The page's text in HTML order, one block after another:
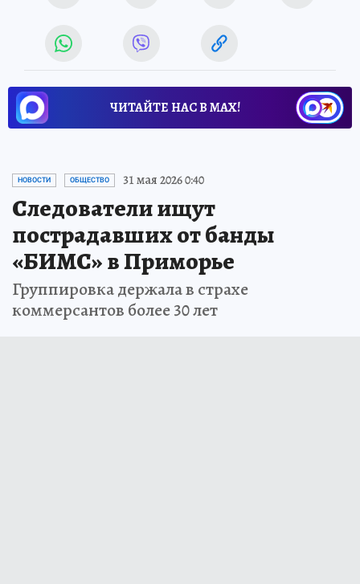
ЧИТАЙТЕ НАС В МАХ!
НОВОСТИ ОБЩЕСТВО 31 мая 2026 0:40
Следователи ищут
пострадавших от банды
«БИМС» в Приморье
Группировка держала в страхе
коммерсантов более 30 лет